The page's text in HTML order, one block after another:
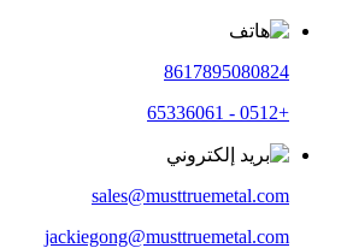
8617895080824
+0512 - 65336061
sales@musttruemetal.com
jackiegong@musttruemetal.com